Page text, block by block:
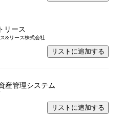
リース
&リース株式会社
リストに追加する
産管理システム
リストに追加する